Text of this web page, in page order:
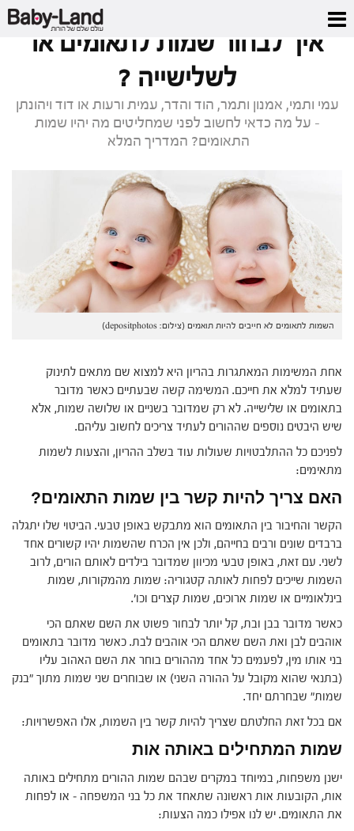
דף הבית
איך לבחור שמות לתאומים או
לשלישייה ?
עמי ותמי, אמנון ותמר, הוד והדר, עמית ורעות או דוד ויהונתן
- על מה כדאי לחשוב לפני שמחליטים מה יהיו שמות
התאומים? המדריך המלא
השמות לתאומים לא חייבים להיות תואמים (צילום: depositphotos)
אחת המשימות המאתגרות בהריון היא למצוא שם מתאים לתינוק
שעתיד למלא את חייכם. המשימה קשה שבעתיים כאשר מדובר
בתאומים או שלישייה. לא רק שמדובר בשניים או שלושה שמות, אלא
שיש היבטים נוספים שההורים לעתיד צריכים לחשוב עליהם.
לפניכם כל ההתלבטויות שעולות עוד בשלב ההריון, והצעות לשמות
מתאימים:
האם צריך להיות קשר בין שמות התאומים?
הקשר והחיבור בין התאומים הוא מתבקש באופן טבעי. הביטוי שלו יתגלה
ברבדים שונים ורבים בחייהם, ולכן אין הכרח שהשמות יהיו קשורים אחד
לשני. עם זאת, באופן טבעי מכיוון שמדובר בילדים לאותם הורים, לרוב
השמות שייכים לפחות לאותה קטגוריה: שמות מהמקורות, שמות
בינלאומיים או שמות ארוכים, שמות קצרים וכו'.
כאשר מדובר בבן ובת, קל יותר לבחור פשוט את השם שאתם הכי
אוהבים לבן ואת השם שאתם הכי אוהבים לבת. כאשר מדובר בתאומים
בני אותו מין, לפעמים כל אחד מההורים בוחר את השם האהוב עליו
(בתנאי שהוא מקובל על ההורה השני) או שבוחרים שני שמות מתוך "בנק
שמות" שבחרתם יחד.
אם בכל זאת החלטתם שצריך להיות קשר בין השמות, אלו האפשרויות:
שמות המתחילים באותה אות
ישנן משפחות, במיוחד במקרים שבהם שמות ההורים מתחילים באותה
אות, הקובעות אות ראשונה שתאחד את כל בני המשפחה – או לפחות
את התאומים. יש לנו אפילו כמה הצעות: